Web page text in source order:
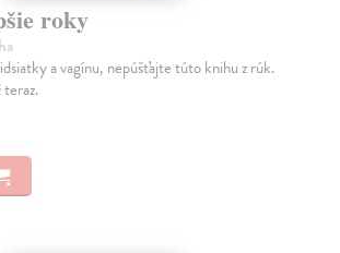
roky
a vagínu, nepúšťajte túto knihu z rúk.
teraz.